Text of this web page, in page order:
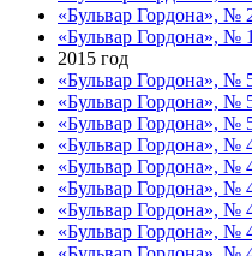
«Бульвар Гордона», №
«Бульвар Гордона», №
2015 год
«Бульвар Гордона», №
«Бульвар Гордона», №
«Бульвар Гордона», №
«Бульвар Гордона», №
«Бульвар Гордона», №
«Бульвар Гордона», №
«Бульвар Гордона», №
«Бульвар Гордона», №